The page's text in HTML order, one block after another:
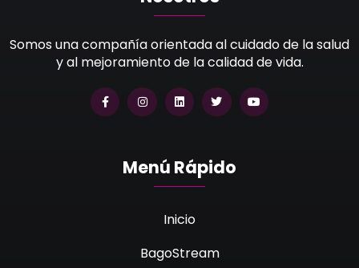
Somos una compañía orientada al cuidado de la salud
y al mejoramiento de la calidad de vida.
Menú Rápido
Inicio
BagoStream